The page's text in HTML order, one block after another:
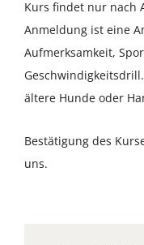
Terminkalender
Kontakt & Anfahrt
Kurs findet nur nach
Anmeldung ist eine
Aufmerksamkeit,
ältere Hunde oder
Bestätigung des
uns.